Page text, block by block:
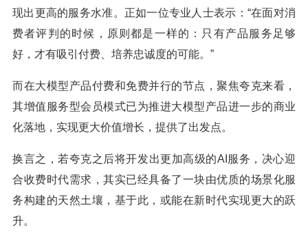
现出更高的服务水准。正如一位专业人士表示：“在面对消
费者评判的时候，原则都是一样的：只有产品服务足够
好，才有吸引付费、培养忠诚度的可能。”
而在大模型产品付费和免费并行的节点，聚焦夸克来看，
其增值服务型会员模式已为推进大模型产品进一步的商业
化落地，实现更大价值增长，提供了出发点。
换言之，若夸克之后将开发出更加高级的AI服务，决心迎
合收费时代需求，其实已经具备了一块由优质的场景化服
务构建的天然土壤，基于此，或能在新时代实现更大的跃
升。